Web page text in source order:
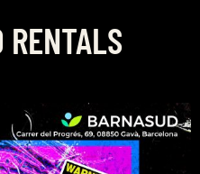
RENTALS